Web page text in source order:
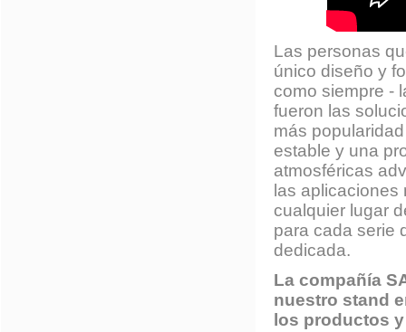
Las personas
único diseño y
como siempre -
fueron las
más
estable y una
atmosféricas
las
cualquier lugar
para cada serie
dedicada.
La compañía
nuestro stand
los productos